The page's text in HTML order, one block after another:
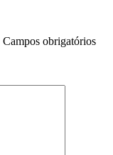
Campos obrigatórios